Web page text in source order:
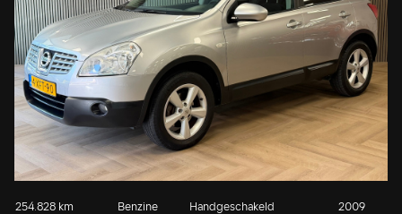
254.828 km Benzine Handgeschakeld 2009